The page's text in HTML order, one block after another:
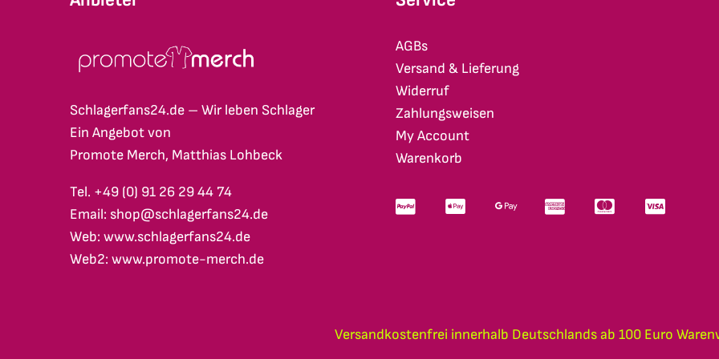
Schlagerfans24.de – Wir leben Schlager
Ein Angebot von
Promote Merch, Matthias Lohbeck
Tel. +49 (0) 91 26 29 44 74
Email: shop@schlagerfans24.de
Web: www.schlagerfans24.de
Web2: www.promote-merch.de
AGBs
Versand & Lieferung
Widerruf
Zahlungsweisen
My Account
Warenkorb
Versandkostenfrei innerhalb Deutschlands ab 100 Euro